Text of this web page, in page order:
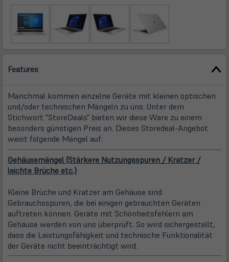
Features
Manchmal kommen einzelne Geräte mit kleinen optischen
und/oder technischen Mängeln zu uns. Unter dem
Stichwort "StoreDeals" bieten wir diese Ware zu einem
besonders günstigen Preis an. Dieses Storedeal-Angebot
weist folgende Mängel auf:
Gehäusemängel (Stärkere Nutzungsspuren / Kratzer /
leichte Brüche etc.)
Kleine Brüche und Kratzer am Gehäuse sind
Gebrauchsspuren, die bei einigen gebrauchten Geräten
auftreten können. Geräte mit Schönheitsfehlern am
Gehäuse werden von uns überprüft. So wird sichergestellt,
dass die Leistungsfähigkeit und technische Funktionalität
der Geräte nicht beeinträchtigt wird.